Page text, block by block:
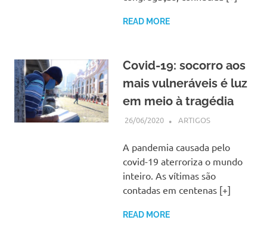
READ MORE
Covid-19: socorro aos
mais vulneráveis é luz
em meio à tragédia
26/06/2020 SSPS BRASIL
ARTIGOS
A pandemia causada pelo
covid-19 aterroriza o mundo
inteiro. As vítimas são
contadas em centenas [+]
READ MORE